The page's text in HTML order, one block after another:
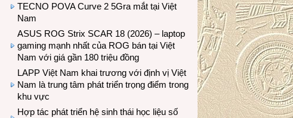
TECNO POVA Curve 2 5Gra mắt tại Việt
Nam
ASUS ROG Strix SCAR 18 (2026) – laptop
gaming mạnh nhất của ROG bán tại Việt
Nam với giá gần 180 triệu đồng
LAPP Việt Nam khai trương với định vị Việt
Nam là trung tâm phát triển trọng điểm trong
khu vực
Hợp tác phát triển hệ sinh thái học liệu số